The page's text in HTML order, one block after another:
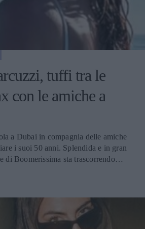
tuffi tra le
con le amiche a
a Dubai in compagnia delle amiche
i suoi 50 anni. Splendida e in gran
di Boomerissima sta trascorrendo
più chic della città!